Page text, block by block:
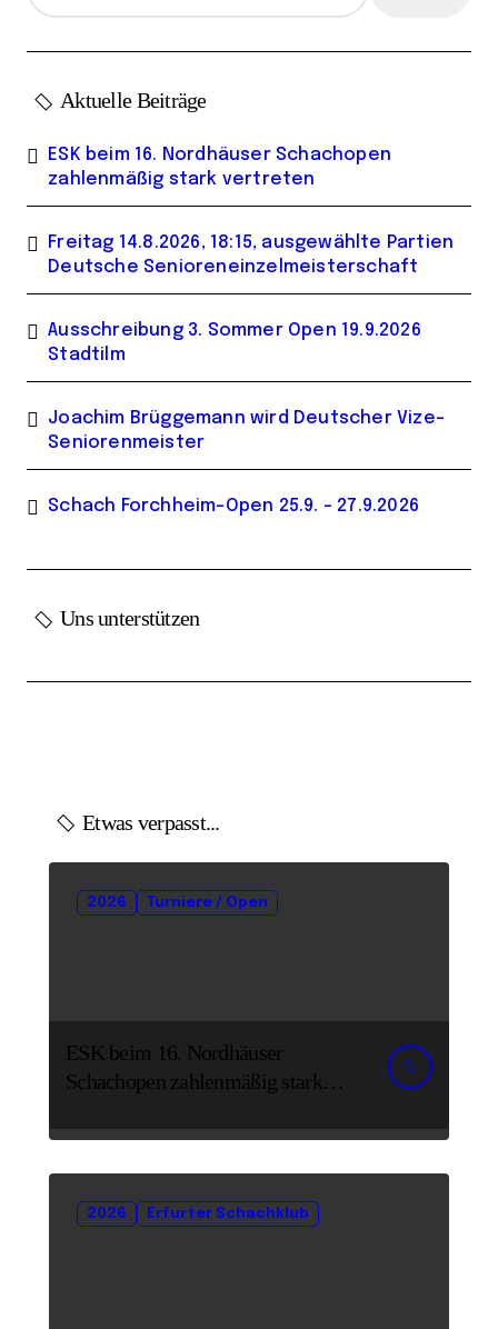
Aktuelle Beiträge
ESK beim 16. Nordhäuser Schachopen
zahlenmäßig stark vertreten
Freitag 14.8.2026, 18:15, ausgewählte Partien
Deutsche Senioreneinzelmeisterschaft
Ausschreibung 3. Sommer Open 19.9.2026
Stadtilm
Joachim Brüggemann wird Deutscher Vize-
Seniorenmeister
Schach Forchheim-Open 25.9. – 27.9.2026
Uns unterstützen
Etwas verpasst...
2026 Turniere / Open
ESK beim 16. Nordhäuser
Schachopen zahlenmäßig stark
2026 Erfurter Schachklub